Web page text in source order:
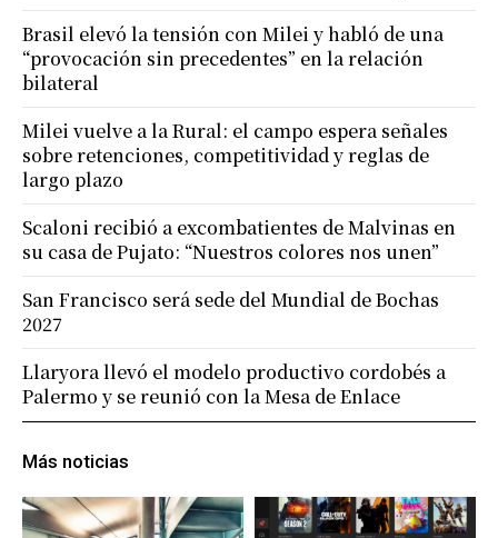
Más noticias
Brasil elevó la tensión con Milei y habló de una
“provocación sin precedentes” en la relación
bilateral
Milei vuelve a la Rural: el campo espera señales
sobre retenciones, competitividad y reglas de
largo plazo
Scaloni recibió a excombatientes de Malvinas en
su casa de Pujato: “Nuestros colores nos unen”
San Francisco será sede del Mundial de Bochas
2027
Llaryora llevó el modelo productivo cordobés a
Palermo y se reunió con la Mesa de Enlace